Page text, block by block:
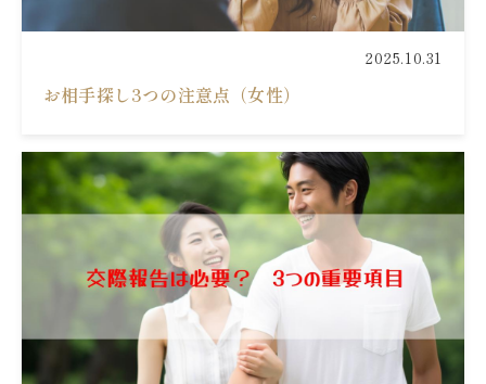
2025.10.31
お相手探し3つの注意点（女性）